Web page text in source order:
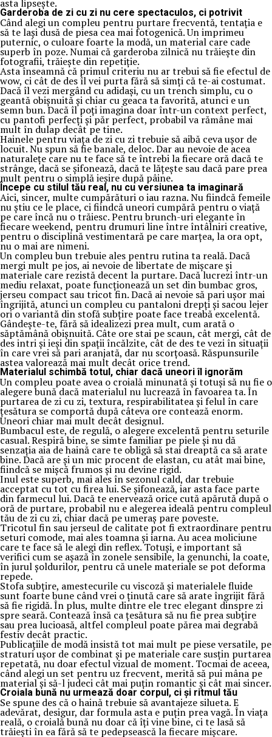
asta lipsește.
Garderoba de zi cu zi nu cere spectaculos, ci potrivit
Când alegi un compleu pentru purtare frecventă, tentația e
să te lași dusă de piesa cea mai fotogenică. Un imprimeu
puternic, o culoare foarte la modă, un material care cade
superb în poze. Numai că garderoba zilnică nu trăiește din
fotografii, trăiește din repetiție.
Asta înseamnă că primul criteriu nu ar trebui să fie efectul de
wow, ci cât de des îl vei purta fără să simți că te-ai costumat.
Dacă îl vezi mergând cu adidași, cu un trench simplu, cu o
geantă obișnuită și chiar cu geaca ta favorită, atunci e un
semn bun. Dacă îl poți imagina doar într-un context perfect,
cu pantofi perfecți și păr perfect, probabil va rămâne mai
mult în dulap decât pe tine.
Hainele pentru viața de zi cu zi trebuie să aibă ceva ușor de
locuit. Nu spun să fie banale, deloc. Dar au nevoie de acea
naturalețe care nu te face să te întrebi la fiecare oră dacă te
strânge, dacă se șifonează, dacă te lățește sau dacă pare prea
mult pentru o simplă ieșire după pâine.
Începe cu stilul tău real, nu cu versiunea ta imaginară
Aici, sincer, multe cumpărături o iau razna. Nu fiindcă femeile
nu știu ce le place, ci fiindcă uneori cumpără pentru o viață
pe care încă nu o trăiesc. Pentru brunch-uri elegante în
fiecare weekend, pentru drumuri line între întâlniri creative,
pentru o disciplină vestimentară pe care marțea, la ora opt,
nu o mai are nimeni.
Un compleu bun trebuie ales pentru rutina ta reală. Dacă
mergi mult pe jos, ai nevoie de libertate de mișcare și
materiale care rezistă decent la purtare. Dacă lucrezi într-un
mediu relaxat, poate funcționează un set din bumbac gros,
jerseu compact sau tricot fin. Dacă ai nevoie să pari ușor mai
îngrijită, atunci un compleu cu pantaloni drepți și sacou lejer
ori o variantă din stofă subțire poate face treabă excelentă.
Gândește-te, fără să idealizezi prea mult, cum arată o
săptămână obișnuită. Câte ore stai pe scaun, cât mergi, cât de
des intri și ieși din spații încălzite, cât de des te vezi în situații
în care vrei să pari aranjată, dar nu scorțoasă. Răspunsurile
astea valorează mai mult decât orice trend.
Materialul schimbă totul, chiar dacă uneori îl ignorăm
Un compleu poate avea o croială minunată și totuși să nu fie o
alegere bună dacă materialul nu lucrează în favoarea ta. În
purtarea de zi cu zi, textura, respirabilitatea și felul în care
țesătura se comportă după câteva ore contează enorm.
Uneori chiar mai mult decât designul.
Bumbacul este, de regulă, o alegere excelentă pentru seturile
casual. Respiră bine, se simte familiar pe piele și nu dă
senzația aia de haină care te obligă să stai dreaptă ca să arate
bine. Dacă are și un mic procent de elastan, cu atât mai bine,
fiindcă se mișcă frumos și nu devine rigid.
Inul este superb, mai ales în sezonul cald, dar trebuie
acceptat cu tot cu firea lui. Se șifonează, iar asta face parte
din farmecul lui. Dacă te enervează orice cută apărută după o
oră de purtare, probabil nu e alegerea ideală pentru compleul
tău de zi cu zi, chiar dacă pe umeraș pare poveste.
Tricotul fin sau jerseul de calitate pot fi extraordinare pentru
seturi comode, mai ales toamna și iarna. Au acea moliciune
care te face să le alegi din reflex. Totuși, e important să
verifici cum se așază în zonele sensibile, la genunchi, la coate,
în jurul șoldurilor, pentru că unele materiale se pot deforma
repede.
Stofa subțire, amestecurile cu viscoză și materialele fluide
sunt foarte bune când vrei o ținută care să arate îngrijit fără
să fie rigidă. În plus, multe dintre ele trec elegant dinspre zi
spre seară. Contează însă ca țesătura să nu fie prea subțire
sau prea lucioasă, altfel compleul poate părea mai degrabă
festiv decât practic.
Publicațiile de modă insistă tot mai mult pe piese versatile, pe
straturi ușor de combinat și pe materiale care susțin purtarea
repetată, nu doar efectul vizual de moment. Tocmai de aceea,
când alegi un set pentru uz frecvent, merită să pui mâna pe
material și să-l judeci cât mai puțin romantic și cât mai sincer.
Croiala bună nu urmează doar corpul, ci și ritmul tău
Se spune des că o haină trebuie să avantajeze silueta. E
adevărat, desigur, dar formula asta e puțin prea vagă. În viața
reală, o croială bună nu doar că îți vine bine, ci te lasă să
trăiești în ea fără să te pedepsească la fiecare mișcare.